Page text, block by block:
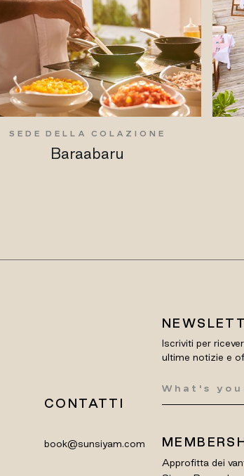
SEDE DELLA COLAZIONE
Baraabaru
CONTATTI
book@sunsiyam.com
Iscriviti per
ultime notizie e
Approfitta dei